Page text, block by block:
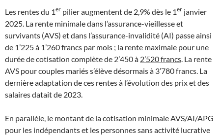
Les rentes du 1er pilier augmentent de 2,9% dès le 1er janvier
2025. La rente minimale dans l’assurance-vieillesse et
survivants (AVS) et dans l’assurance-invalidité (AI) passe ainsi
de 1’225 à 1’260 francs par mois ; la rente maximale pour une
durée de cotisation complète de 2’450 à 2’520 francs . La rente
AVS pour couples mariés s’élève désormais à 3’780 francs. La
dernière adaptation de ces rentes à l’évolution des prix et des
salaires datait de 2023.
En parallèle, le montant de la cotisation minimale AVS/AI/APG
pour les indépendants et les personnes sans activité lucrative